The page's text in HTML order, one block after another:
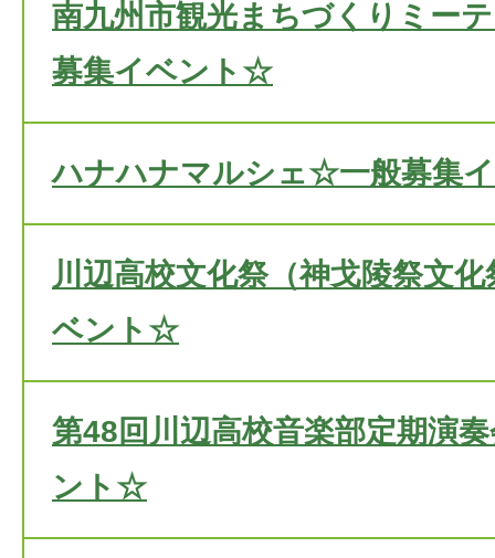
南九州市観光まちづくりミー
募集イベント☆
ハナハナマルシェ☆一般募集
川辺高校文化祭（神戈陵祭文
ベント☆
第48回川辺高校音楽部定期演
ント☆